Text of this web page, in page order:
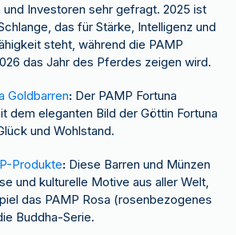
und Investoren sehr gefragt. 2025 ist
das für Stärke, Intelligenz und
steht, während die PAMP
das Jahr des Pferdes zeigen wird.
Goldbarren: Der PAMP Fortuna
dem eleganten Bild der Göttin Fortuna
und Wohlstand.
Produkte: Diese Barren und Münzen
und kulturelle Motive aus aller Welt,
das PAMP Rosa (rosenbezogenes
Buddha-Serie.